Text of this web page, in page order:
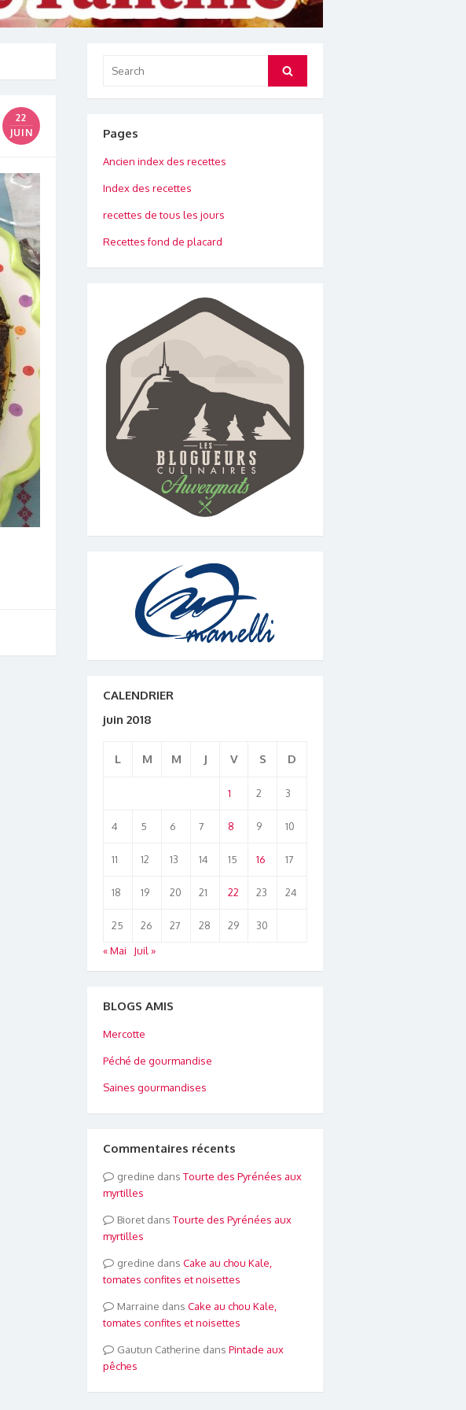
22
JUIN
for:
Search
Pages
Ancien index des recettes
Index des recettes
recettes de tous les jours
Recettes fond de placard
CALENDRIER
juin 2018
L M M J V S D
1 2 3
4 5 6 7 8 9 10
11 12 13 14 15 16 17
18 19 20 21 22 23 24
25 26 27 28 29
30
« Mai
Juil »
BLOGS AMIS
Mercotte
Péché de gourmandise
Saines gourmandises
Commentaires récents
gredine dans Tourte des Pyrénées aux
myrtilles
Bioretdans Tourte des Pyrénées aux
myrtilles
gredine dans Cake au chou Kale,
tomates confites et noisettes
Marraine dans Cake au chou Kale,
tomates confites et noisettes
Gautun Catherine dans Pintade aux
pêches